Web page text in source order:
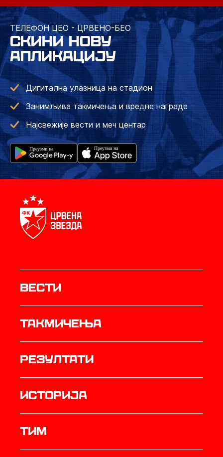
ТЕЛЕФОН ЦЕО - ЦРВЕНО-БЕО
СКИНИ НОВУ
АПЛИКАЦИЈУ
Дигитална улазница на стадион
Занимљива такмичења и вредне награде
Најсвежије вести и меч центар
Вести
Такмичења
резултати
историја
ТИМ